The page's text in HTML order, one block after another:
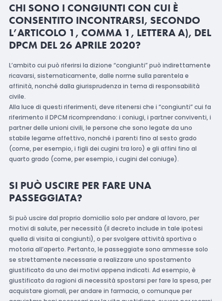
CHI SONO I CONGIUNTI CON CUI È
CONSENTITO INCONTRARSI, SECONDO
L’ARTICOLO 1, COMMA 1, LETTERA A), DEL
DPCM DEL 26 APRILE 2020?
L’ambito cui può riferirsi la dizione “congiunti” può indirettamente
ricavarsi, sistematicamente, dalle norme sulla parentela e
affinità, nonché dalla giurisprudenza in tema di responsabilità
civile.
Alla luce di questi riferimenti, deve ritenersi che i “congiunti” cui fa
riferimento il DPCM ricomprendano: i coniugi, i partner conviventi, i
partner delle unioni civili, le persone che sono legate da uno
stabile legame affettivo, nonché i parenti fino al sesto grado
(come, per esempio, i figli dei cugini tra loro) e gli affini fino al
quarto grado (come, per esempio, i cugini del coniuge).
SI PUÒ USCIRE PER FARE UNA
PASSEGGIATA?
Si può uscire dal proprio domicilio solo per andare al lavoro, per
motivi di salute, per necessità (il decreto include in tale ipotesi
quella di visita ai congiunti), o per svolgere attività sportiva o
motoria all’aperto. Pertanto, le passeggiate sono ammesse solo
se strettamente necessarie a realizzare uno spostamento
giustificato da uno dei motivi appena indicati. Ad esempio, è
giustificato da ragioni di necessità spostarsi per fare la spesa, per
acquistare giornali, per andare in farmacia, o comunque per